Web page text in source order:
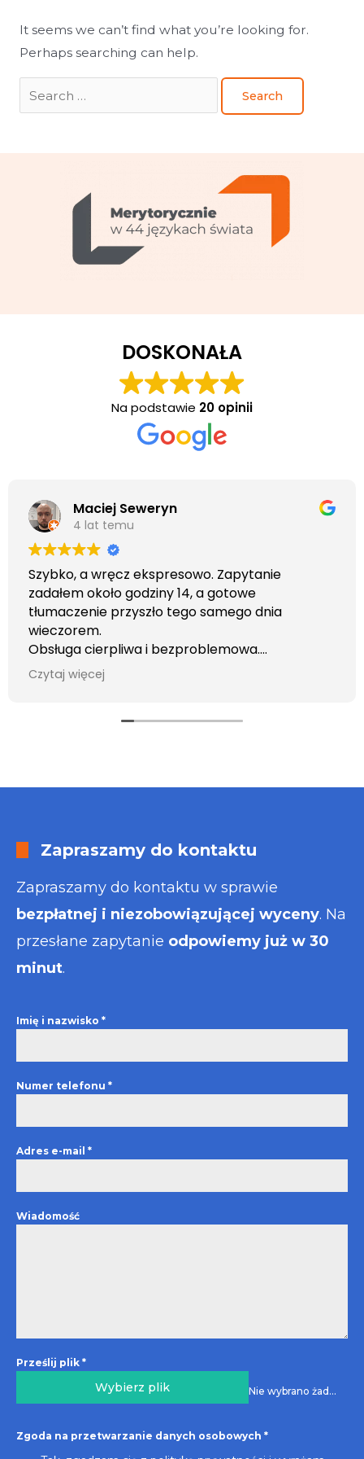
It seems we can’t find what you’re looking for.
Perhaps searching can help.
DOSKONAŁA
Na podstawie 20 opinii
Maciej Seweryn
4 lat temu
Szybko, a wręcz ekspresowo. Zapytanie
zadałem około godziny 14, a gotowe
tłumaczenie przyszło tego samego dnia
wieczorem.
Obsługa cierpliwa i bezproblemowa.
Otrzymałem wszelkie informacje i porady jaka
usługa będzie dla mnie najlepsza. Faktura także
Czytaj więcej
Zapraszamy do kontaktu
Zapraszamy do kontaktu w sprawie
bezpłatnej i niezobowiązującej wyceny. Na
przesłane zapytanie odpowiemy już w 30
minut.
Imię i nazwisko *
Numer telefonu *
Adres e-mail *
Wiadomość
Prześlij plik *
Wybierz plik Nie wybrano żadnego pliku
Zgoda na przetwarzanie danych osobowych *